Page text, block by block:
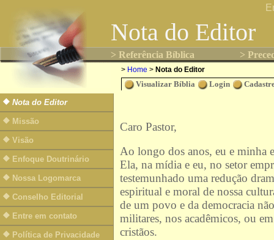
Nota do Editor
> Referência Bíblica >
> Home > Nota do Editor
Visualizar Bíblia Login
Nota do Editor
Missão
Visão
Enfoque Doutrinário
Nossa Logomarca
Conselho Editorial
Entre em contato
Política de Privacidade
Caro Pastor,
Ao longo dos anos, eu e minha
Ela, na mídia e eu, no setor
testemunhado uma redução
espiritual e moral de nossa
de um povo e da democracia
militares, nos acadêmicos, ou
cristãos.